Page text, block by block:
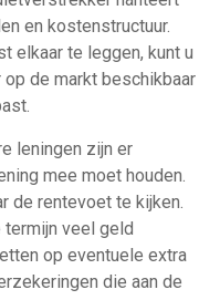
en kostenstructuur.
elkaar te leggen, kunt u
de markt beschikbaar
leningen zijn er
mee moet houden.
de rentevoet te kijken.
termijn veel geld
op eventuele extra
die aan de